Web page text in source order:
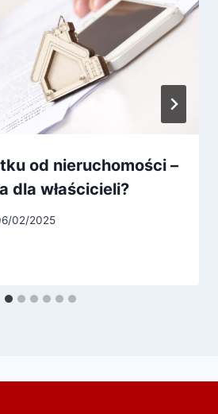
od nieruchomości –
dla właścicieli?
02/2025